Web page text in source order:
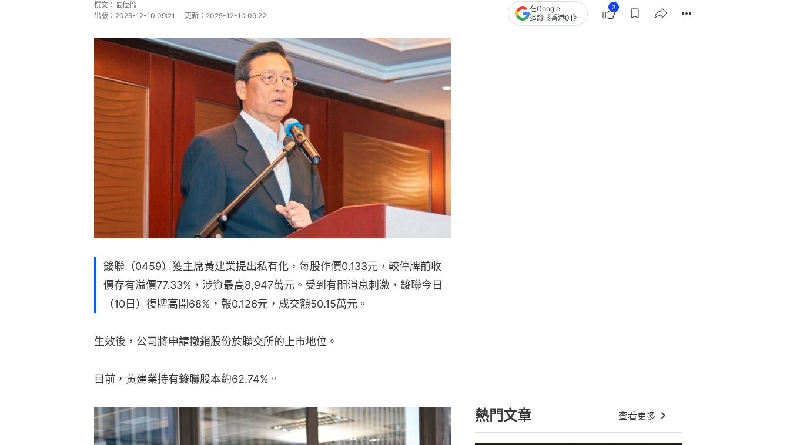
撰文： 張偉倫
出版： 2025-12-10 09:21 更新： 2025-12-10 09:22
在Google
追蹤《香港01》
3
鋑聯（0459）獲主席黃建業提出私有化，每股作價0.133元，較停牌前收
價存有溢價77.33%，涉資最高8,947萬元。受到有關消息刺激，鋑聯今日
（10日）復牌高開68%，報0.126元，成交額50.15萬元。
生效後，公司將申請撤銷股份於聯交所的上市地位。
目前，黃建業持有鋑聯股本約62.74%。
熱門文章 查看更多